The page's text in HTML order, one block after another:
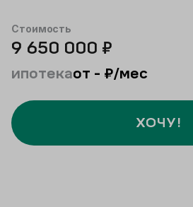
Стоимость
9 650 000 ₽
ипотекаот - ₽/мес
ХОЧУ!